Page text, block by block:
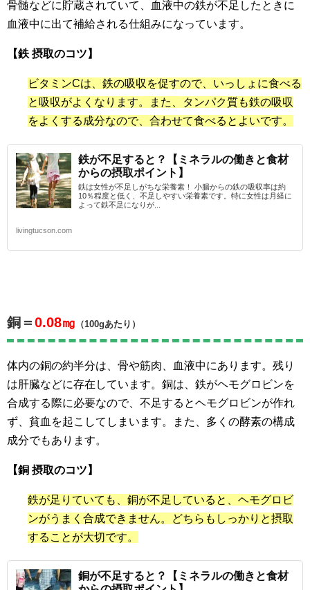
骨髄などに貯蔵されていて、血液中の鉄が不足したときに
血液中に出て補給される仕組みになっています。
【鉄 摂取のコツ】
ビタミンCは、鉄の吸収を促すので、いっしょに食べる
と吸収がよくなります。また、タンパク質も鉄の吸収
をよくする成分なので、合わせて食べるとよいです。
鉄が不足すると？【ミネラルの働きと食材
からの摂取ポイント】
鉄は女性が不足しがちな栄養素！ 小腸からの鉄の吸収率は約
10％程度と低く、不足しやすい栄養素です。特に女性は月経に
よって鉄不足になりが...
livingtucson.com
銅＝0.08㎎ （100gあたり）
体内の銅の約半分は、骨や筋肉、血液中にあります。残り
は肝臓などに存在しています。銅は、鉄がヘモグロビンを
合成する際に必要なので、不足するとヘモグロビンが作れ
ず、貧血を起こしてしまいます。また、多くの酵素の構成
成分でもあります。
【銅 摂取のコツ】
鉄が足りていても、銅が不足していると、ヘモグロビ
ンがうまく合成できません。どちらもしっかりと摂取
することが大切です。
銅が不足すると？【ミネラルの働きと食材